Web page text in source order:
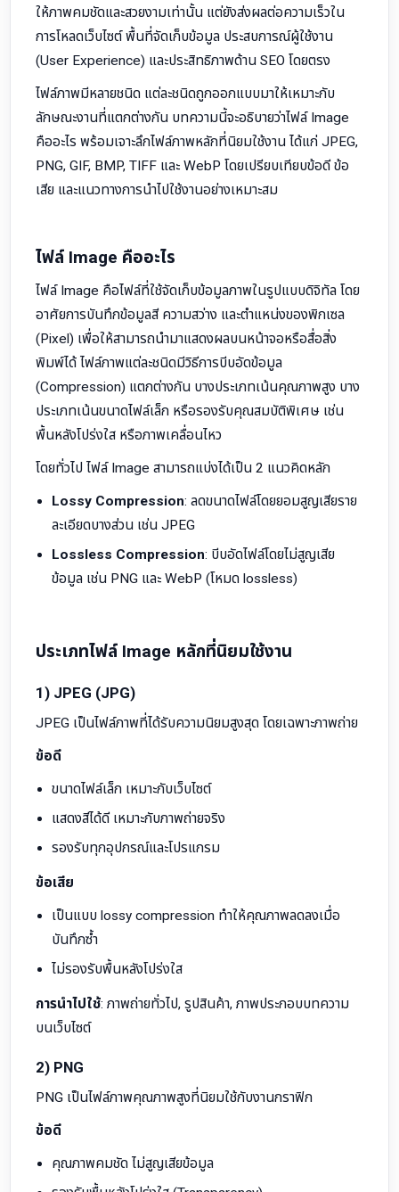
ให้ภาพคมชัดและสวยงามเท่านั้น แต่ยังส่งผลต่อความเร็วใน
การโหลดเว็บไซต์ พื้นที่จัดเก็บข้อมูล ประสบการณ์ผู้ใช้งาน
(User Experience) และประสิทธิภาพด้าน SEO โดยตรง
ไฟล์ภาพมีหลายชนิด แต่ละชนิดถูกออกแบบมาให้เหมาะกับ
ลักษณะงานที่แตกต่างกัน บทความนี้จะอธิบายว่าไฟล์ Image
คืออะไร พร้อมเจาะลึกไฟล์ภาพหลักที่นิยมใช้งาน ได้แก่ JPEG,
PNG, GIF, BMP, TIFF และ WebP โดยเปรียบเทียบข้อดี ข้อ
เสีย และแนวทางการนำไปใช้งานอย่างเหมาะสม
ไฟล์ Image คืออะไร
ไฟล์ Image คือไฟล์ที่ใช้จัดเก็บข้อมูลภาพในรูปแบบดิจิทัล โดย
อาศัยการบันทึกข้อมูลสี ความสว่าง และตำแหน่งของพิกเซล
(Pixel) เพื่อให้สามารถนำมาแสดงผลบนหน้าจอหรือสื่อสิ่ง
พิมพ์ได้ ไฟล์ภาพแต่ละชนิดมีวิธีการบีบอัดข้อมูล
(Compression) แตกต่างกัน บางประเภทเน้นคุณภาพสูง บาง
ประเภทเน้นขนาดไฟล์เล็ก หรือรองรับคุณสมบัติพิเศษ เช่น
พื้นหลังโปร่งใส หรือภาพเคลื่อนไหว
โดยทั่วไป ไฟล์ Image สามารถแบ่งได้เป็น 2 แนวคิดหลัก
Lossy Compression: ลดขนาดไฟล์โดยยอมสูญเสียราย
ละเอียดบางส่วน เช่น JPEG
Lossless Compression: บีบอัดไฟล์โดยไม่สูญเสีย
ข้อมูล เช่น PNG และ WebP (โหมด lossless)
ประเภทไฟล์ Image หลักที่นิยมใช้งาน
1) JPEG (JPG)
JPEG เป็นไฟล์ภาพที่ได้รับความนิยมสูงสุด โดยเฉพาะภาพถ่าย
ข้อดี
ขนาดไฟล์เล็ก เหมาะกับเว็บไซต์
แสดงสีได้ดี เหมาะกับภาพถ่ายจริง
รองรับทุกอุปกรณ์และโปรแกรม
ข้อเสีย
เป็นแบบ lossy compression ทำให้คุณภาพลดลงเมื่อ
บันทึกซ้ำ
ไม่รองรับพื้นหลังโปร่งใส
การนำไปใช้: ภาพถ่ายทั่วไป, รูปสินค้า, ภาพประกอบบทความ
บนเว็บไซต์
2) PNG
PNG เป็นไฟล์ภาพคุณภาพสูงที่นิยมใช้กับงานกราฟิก
ข้อดี
คุณภาพคมชัด ไม่สูญเสียข้อมูล